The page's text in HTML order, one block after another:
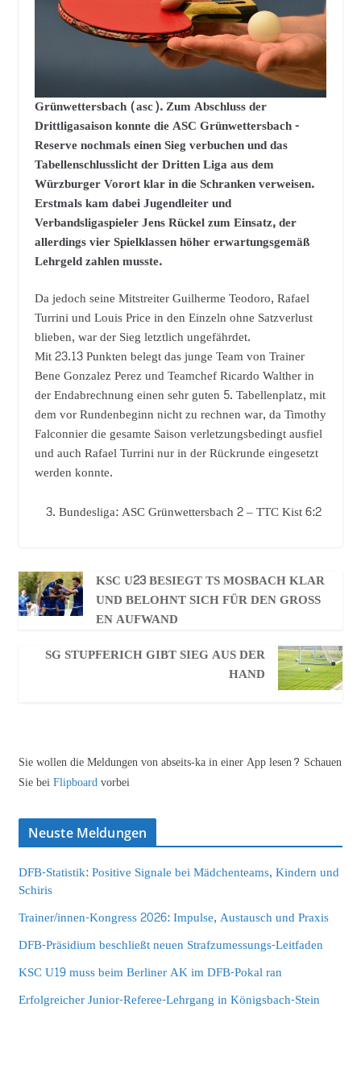
Grünwettersbach (asc). Zum Abschluss der
Drittligasaison konnte die ASC Grünwettersbach -
Reserve nochmals einen Sieg verbuchen und das
Tabellenschlusslicht der Dritten Liga aus dem
Würzburger Vorort klar in die Schranken verweisen.
Erstmals kam dabei Jugendleiter und
Verbandsligaspieler Jens Rückel zum Einsatz, der
allerdings vier Spielklassen höher erwartungsgemäß
Lehrgeld zahlen musste.
Da jedoch seine Mitstreiter Guilherme Teodoro, Rafael
Turrini und Louis Price in den Einzeln ohne Satzverlust
blieben, war der Sieg letztlich ungefährdet.
Mit 23.13 Punkten belegt das junge Team von Trainer
Bene Gonzalez Perez und Teamchef Ricardo Walther in
der Endabrechnung einen sehr guten 5. Tabellenplatz, mit
dem vor Rundenbeginn nicht zu rechnen war, da Timothy
Falconnier die gesamte Saison verletzungsbedingt ausfiel
und auch Rafael Turrini nur in der Rückrunde eingesetzt
werden konnte.
Bundesliga: ASC Grünwettersbach 2 – TTC Kist 6:2
KSC U23 BESIEGT TS MOSBACH KLAR
UND BELOHNT SICH FÜR DEN GROSSE
N AUFWAND
SG STUPFERICH GIBT SIEG AUS DER
HAND
Sie wollen die Meldungen von abseits-ka in einer App lesen? Schauen
Sie beiFlipboardvorbei
Neuste Meldungen
DFB-Statistik: Positive Signale bei Mädchenteams, Kindern und
Schiris
Trainer/innen-Kongress 2026: Impulse, Austausch und Praxis
DFB-Präsidium beschließt neuen Strafzumessungs-Leitfaden
KSC U19 muss beim Berliner AK im DFB-Pokal ran
Erfolgreicher Junior-Referee-Lehrgang in Königsbach-Stein